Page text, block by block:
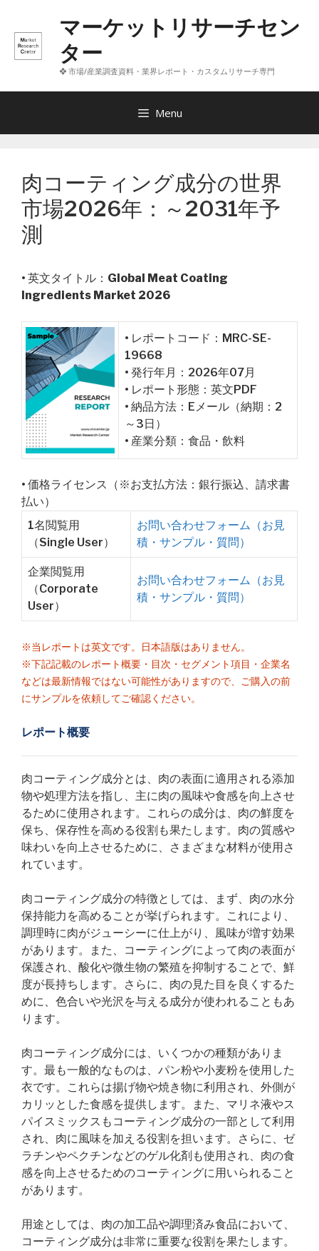
へ
マーケットリサーチセン
ター
❖ 市場/産業調査資料・業界レポート・カスタムリサーチ専門
Menu
肉コーティング成分の世界
市場2026年：～2031年予
測
• 英文タイトル： Global Meat Coating
Ingredients Market 2026
• レポートコード：MRC-SE-
19668
• 発行年月：2026年07月
• レポート形態：英文PDF
• 納品方法：Eメール（納期：2
～3日）
• 産業分類：食品・飲料
• 価格ライセンス（※お支払方法：銀行振込、請求書
払い）
1名閲覧用
（Single User）
お問い合わせフォーム（お見
積・サンプル・質問）
企業閲覧用
（Corporate
User）
お問い合わせフォーム（お見
積・サンプル・質問）
※当レポートは英文です。日本語版はありません。
※下記記載のレポート概要・目次・セグメント項目・企業名
などは最新情報ではない可能性がありますので、ご購入の前
にサンプルを依頼してご確認ください。
レポート概要
肉コーティング成分とは、肉の表面に適用される添加
物や処理方法を指し、主に肉の風味や食感を向上させ
るために使用されます。これらの成分は、肉の鮮度を
保ち、保存性を高める役割も果たします。肉の質感や
味わいを向上させるために、さまざまな材料が使用さ
れています。
肉コーティング成分の特徴としては、まず、肉の水分
保持能力を高めることが挙げられます。これにより、
調理時に肉がジューシーに仕上がり、風味が増す効果
があります。また、コーティングによって肉の表面が
保護され、酸化や微生物の繁殖を抑制することで、鮮
度が長持ちします。さらに、肉の見た目を良くするた
めに、色合いや光沢を与える成分が使われることもあ
ります。
肉コーティング成分には、いくつかの種類がありま
す。最も一般的なものは、パン粉や小麦粉を使用した
衣です。これらは揚げ物や焼き物に利用され、外側が
カリッとした食感を提供します。また、マリネ液やス
パイスミックスもコーティング成分の一部として利用
され、肉に風味を加える役割を担います。さらに、ゼ
ラチンやペクチンなどのゲル化剤も使用され、肉の食
感を向上させるためのコーティングに用いられること
があります。
用途としては、肉の加工品や調理済み食品において、
コーティング成分は非常に重要な役割を果たします。